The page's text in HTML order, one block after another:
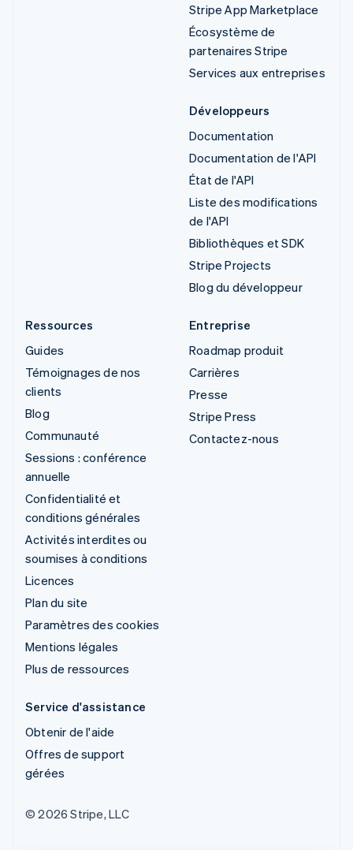
Stripe App Marketplace
Écosystème de
partenaires Stripe
Services aux entreprises
Développeurs
Documentation
Documentation de l'API
État de l'API
Liste des modifications
de l'API
Bibliothèques et SDK
Stripe Projects
Blog du développeur
Ressources
Guides
Témoignages de nos
clients
Blog
Communauté
Sessions : conférence
annuelle
Confidentialité et
conditions générales
Activités interdites ou
soumises à conditions
Licences
Plan du site
Paramètres des cookies
Mentions légales
Plus de ressources
Entreprise
Roadmap produit
Carrières
Presse
Stripe Press
Contactez-nous
Service d'assistance
Obtenir de l'aide
Offres de support
gérées
© 2026 Stripe, LLC